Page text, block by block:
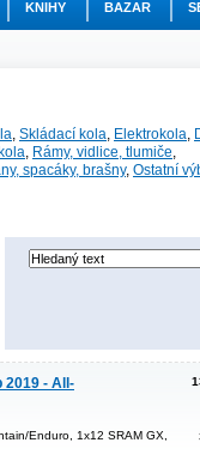
KNIHY BAZAR
, Skládací kola, Elektrokola,
, Rámy, vidlice, tlumiče,
spacáky, brašny, Ostatní
2019 - All-
Enduro, 1x12 SRAM GX,